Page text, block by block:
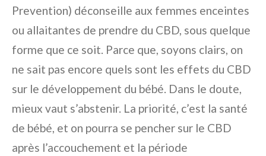
Prevention) déconseille aux femmes enceintes
ou allaitantes de prendre du CBD, sous quelque
forme que ce soit. Parce que, soyons clairs, on
ne sait pas encore quels sont les effets du CBD
sur le développement du bébé. Dans le doute,
mieux vaut s’abstenir. La priorité, c’est la santé
de bébé, et on pourra se pencher sur le CBD
après l’accouchement et la période